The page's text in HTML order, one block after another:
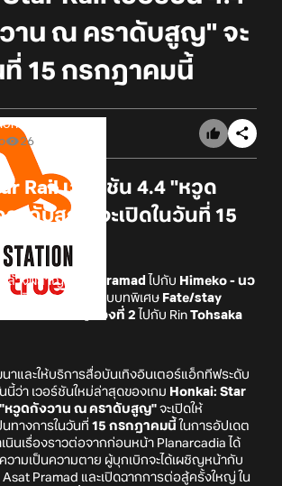
าน ณ คราดับสูญ" จะ
ที่ 15 กรกฎาคมนี้
26
Rail เวอร์ชัน 4.4 "หวูด
ราดับสูญ" จะเปิดในวันที่ 15
ล้างผลาญAsat Pramad ไปกับ Himeko - นว
ต้นกิจกรรมคอลแลบบทพิเศษ Fate/stay
Blade Works] ช่วงที่ 2 ไปกับ Rin Tohsaka
าและให้บริการสื่อบันเทิงอินเตอร์แอ็กทีฟระดับ
นนี้ว่า เวอร์ชันใหม่ล่าสุดของเกม Honkai: Star
"หวูดกังวาน ณ คราดับสูญ" จะเปิดให้
ทางการในวันที่ 15 กรกฎาคมนี้ ในการอัปเดต
นินเรื่องราวต่อจากก่อนหน้า Planarcadia ได้
วามเป็นความตาย ผู้บุกเบิกจะได้เผชิญหน้ากับ
Pramad และเปิดฉากการต่อสู้ครั้งใหญ่ ใน